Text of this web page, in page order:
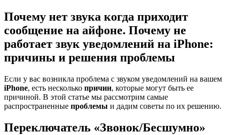
Почему нет звука когда приходит
сообщение на айфоне. Почему не
работает звук уведомлений на iPhone:
причины и решения проблемы
Если у вас возникла проблема с звуком уведомлений на вашем
iPhone, есть несколько причин, которые могут быть ее
причиной. В этой статье мы рассмотрим самые
распространенные проблемы и дадим советы по их решению.
Переключатель «Звонок/Бесшумно»